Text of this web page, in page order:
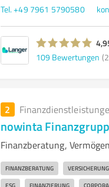
Tel. +49 7961 5790580
109 Bewertungen
2
nowinta
Finanzberatung,
FINANZBERATUNG VERSICHERUNG
ESG FINANZIERUNG